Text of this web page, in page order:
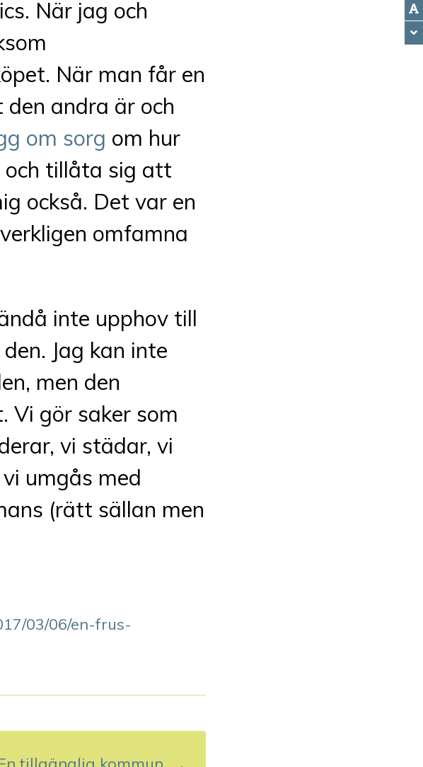
När jag och
När man får en
andra är och
om sorg om hur
tillåta sig att
också. Det var en
omfamna
inte upphov till
Jag kan inte
men den
Vi gör saker som
vi städar, vi
umgås med
(rätt sällan men
03/06/en-frus-